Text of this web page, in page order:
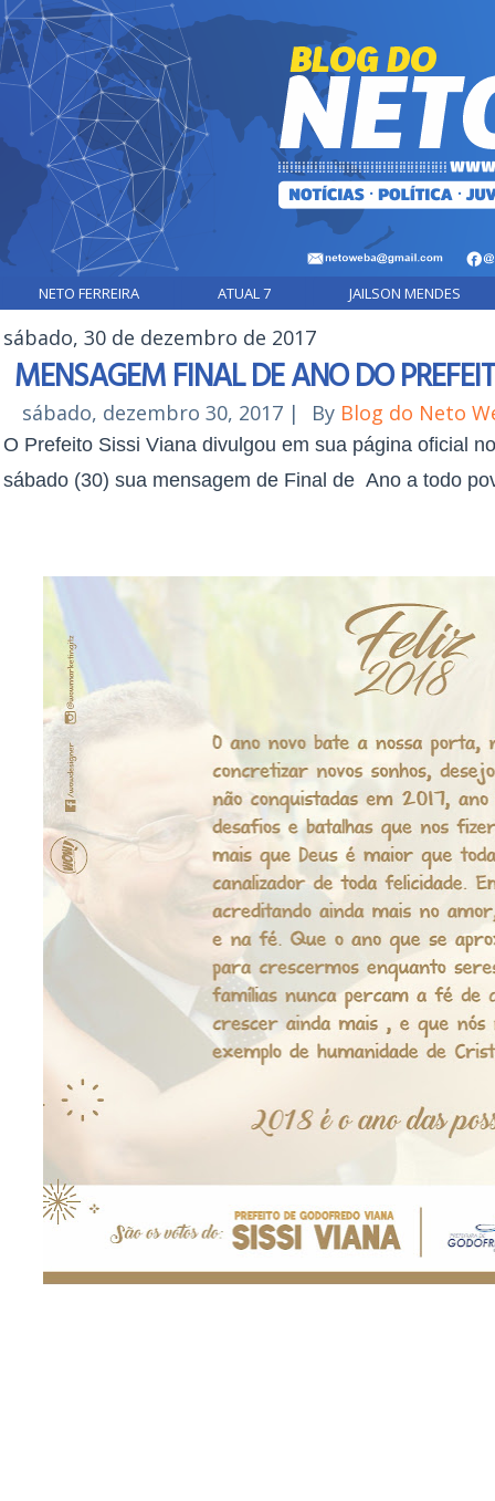
NETO FERREIRA ATUAL 7 JAILSON MENDES
sábado, 30 de dezembro de 2017
MENSAGEM FINAL DE ANO DO
sábado, dezembro 30, 2017 | By Blog do Neto
O Prefeito Sissi Viana divulgou em sua página oficial
sábado (30) sua mensagem de Final de Ano a todo